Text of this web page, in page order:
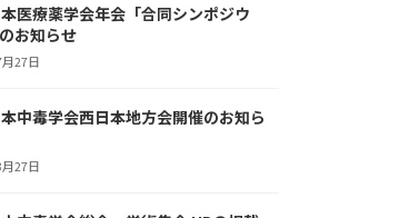
医療薬学会年会「合同シンポジウ
お知らせ
27日
中毒学会西日本地方会開催のお知ら
27日